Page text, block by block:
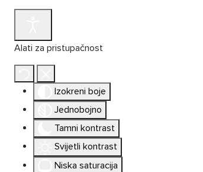
Alati za pristupačnost
Izokreni boje
Jednobojno
Tamni kontrast
Svijetli kontrast
Niska saturacija